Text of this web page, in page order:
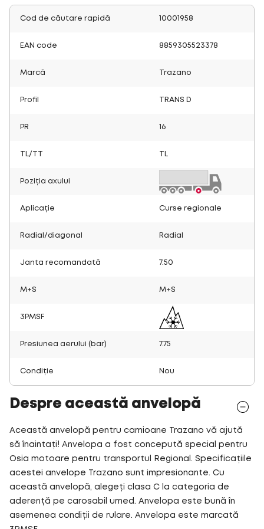
Cod de căutare rapidă 10001958
EAN code 8859305523378
Marcă Trazano
Profil TRANS D
PR 16
TL/TT
Poziția axului
Aplicație Curse regionale
Radial/diagonal Radial
Janta recomandată 7.50
M+S M+S
3PMSF
Presiunea aerului (bar) 7.75
Condiție Nou
Despre această anvelopă
Această anvelopă pentru camioane Trazano vă ajută
să înaintați! Anvelopa a fost concepută special pentru
Osia motoare pentru transportul Regional. Specificațiile
acestei anvelope Trazano sunt impresionante. Cu
această anvelopă, alegeți clasa C la categoria de
aderență pe carosabil umed. Anvelopa este bună în
asemenea condiții de rulare. Anvelopa este marcată